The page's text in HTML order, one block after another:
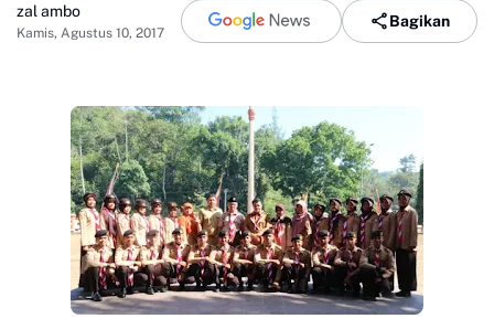
zal ambo
Kamis, Agustus 10, 2017
Bagikan